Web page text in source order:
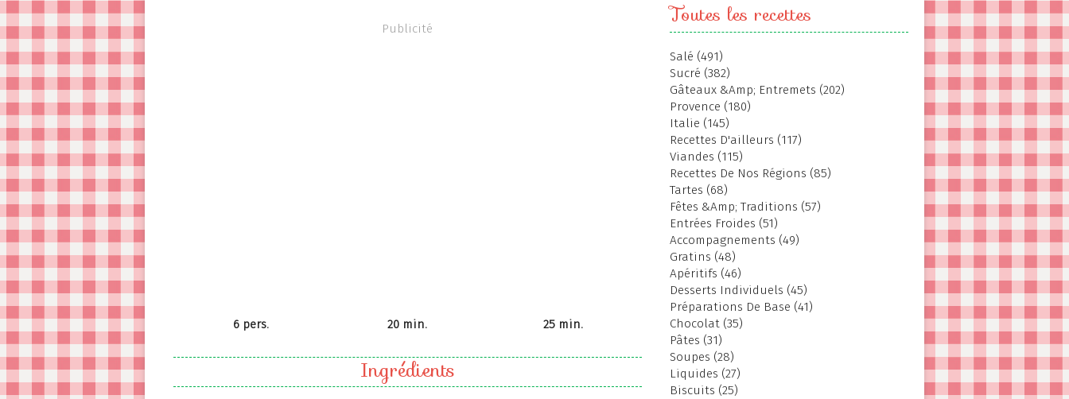
Publicité
6 pers. 20 min. 25 min.
Ingrédients
Toutes les recettes
Salé (491)
Sucré (382)
Gâteaux &Amp; Entremets (202)
Provence (180)
Italie (145)
Recettes D'ailleurs (117)
Viandes (115)
Recettes De Nos Régions (85)
Tartes (68)
Fêtes &Amp; Traditions (57)
Entrées Froides (51)
Accompagnements (49)
Gratins (48)
Apéritifs (46)
Desserts Individuels (45)
Préparations De Base (41)
Chocolat (35)
Pâtes (31)
Soupes (28)
Liquides (27)
Biscuits (25)